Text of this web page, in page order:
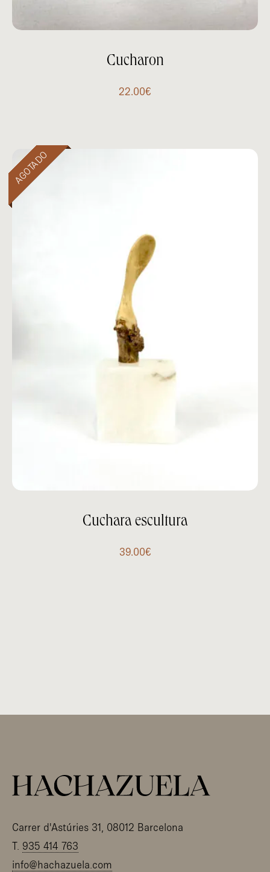
Cucharon
22.00€
Cuchara escultura
39.00€
Carrer d'Astúries 31, 08012 Barcelona
T. 935 414 763
info@hachazuela.com